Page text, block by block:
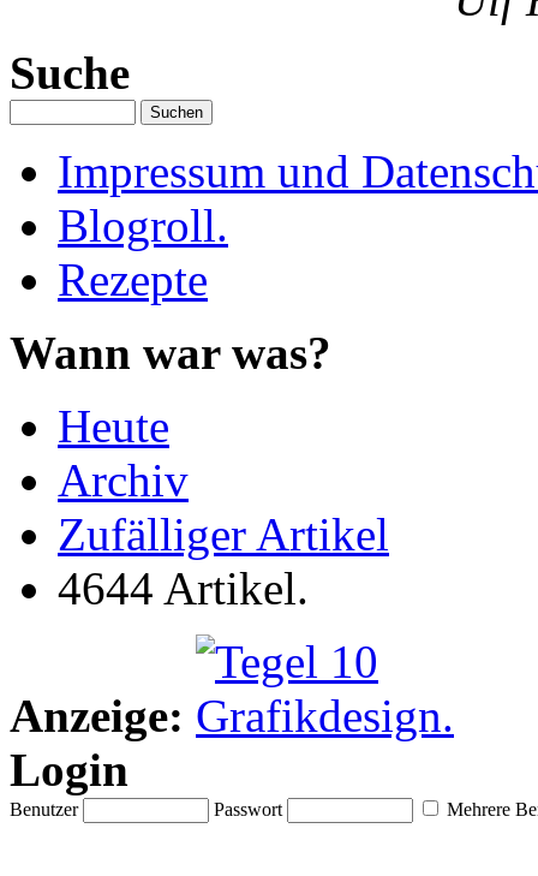
Suche
Impressum und
Blogroll.
Rezepte
Wann war was?
Heute
Archiv
Zufälliger Artikel
4644 Artikel.
Anzeige:
Login
Benutzer Passwort Mehrere